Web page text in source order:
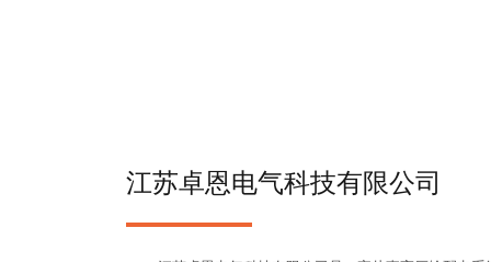
江苏卓恩电气科技有限公司